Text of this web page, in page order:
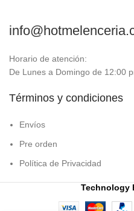
Horario de atención:
De Lunes a Domingo de 12:00
Términos y condiciones
Envíos
Pre orden
Política de Privacidad
Technology